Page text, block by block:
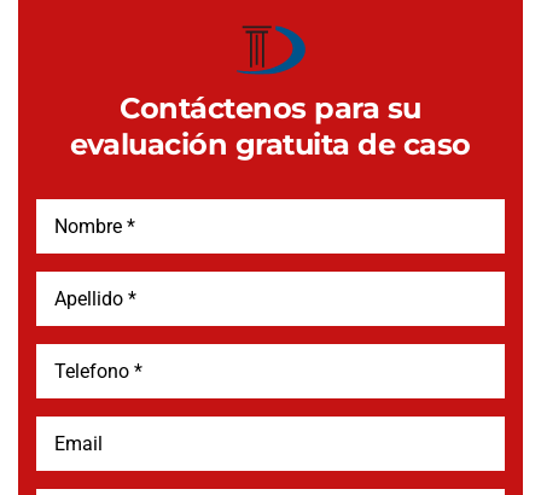
Contáctenos para su
evaluación gratuita de caso